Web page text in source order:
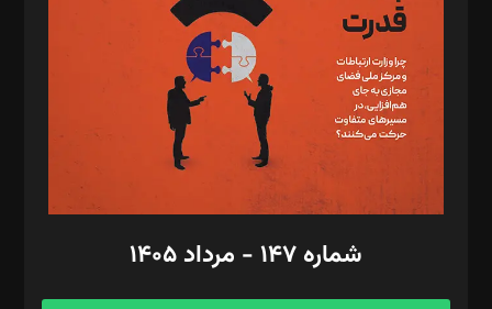
رستمی،مصطفی باستان
ویرایش: نگار استاد‌‌آقا
طراح یونیفرم: مجید توکلی
فیلمبرداری و عکاسی: امیر شفیعی، مانی لطفی زاده
گرافیک و صفحه‌آرایی: سید‌سبحان‌علی ثابت
مد‌یر توسعه تجاری: کامبیز برید‌
امور مالی: شاپور رهبری، محمد‌ کاظمی‌نیا
آگهی و مشترکین: ۰۹۱۹۹۹۹۰۴۵۴
شماره ۱۴۷ - مرداد ۱۴۰۵